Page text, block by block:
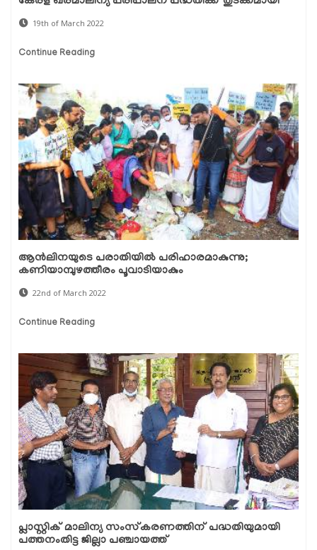
19th of March 2022
Continue Reading
ആന്‍ലിനയുടെ പരാതിയില്‍ പരിഹാരമാകുന്നു;
കണിയാമ്പുഴത്തീരം പൂവാടിയാകും
22nd of March 2022
Continue Reading
പ്ലാസ്റ്റിക് മാലിന്യ സംസ്‌കരണത്തിന് പദ്ധതിയുമായി
പത്തനംതിട്ട ജില്ലാ പഞ്ചായത്ത്